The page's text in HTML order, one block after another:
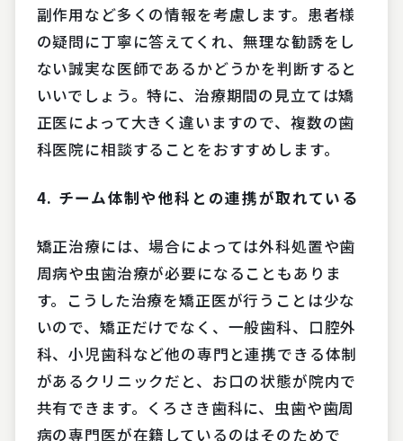
副作用など多くの情報を考慮します。患者様
の疑問に丁寧に答えてくれ、無理な勧誘をし
ない誠実な医師であるかどうかを判断すると
いいでしょう。特に、治療期間の見立ては矯
正医によって大きく違いますので、複数の歯
科医院に相談することをおすすめします。
4. チーム体制や他科との連携が取れている
矯正治療には、場合によっては外科処置や歯
周病や虫歯治療が必要になることもありま
す。こうした治療を矯正医が行うことは少な
いので、矯正だけでなく、一般歯科、口腔外
科、小児歯科など他の専門と連携できる体制
があるクリニックだと、お口の状態が院内で
共有できます。くろさき歯科に、虫歯や歯周
病の専門医が在籍しているのはそのためで